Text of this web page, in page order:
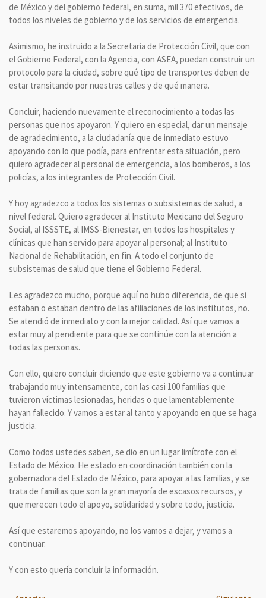
de México y del gobierno federal, en suma, mil 370 efectivos, de
todos los niveles de gobierno y de los servicios de emergencia.
Asimismo, he instruido a la Secretaria de Protección Civil, que con
el Gobierno Federal, con la Agencia, con ASEA, puedan construir un
protocolo para la ciudad, sobre qué tipo de transportes deben de
estar transitando por nuestras calles y de qué manera.
Concluir, haciendo nuevamente el reconocimiento a todas las
personas que nos apoyaron. Y quiero en especial, dar un mensaje
de agradecimiento, a la ciudadanía que de inmediato estuvo
apoyando con lo que podía, para enfrentar esta situación, pero
quiero agradecer al personal de emergencia, a los bomberos, a los
policías, a los integrantes de Protección Civil.
Y hoy agradezco a todos los sistemas o subsistemas de salud, a
nivel federal. Quiero agradecer al Instituto Mexicano del Seguro
Social, al ISSSTE, al IMSS-Bienestar, en todos los hospitales y
clínicas que han servido para apoyar al personal; al Instituto
Nacional de Rehabilitación, en fin. A todo el conjunto de
subsistemas de salud que tiene el Gobierno Federal.
Les agradezco mucho, porque aquí no hubo diferencia, de que si
estaban o estaban dentro de las afiliaciones de los institutos, no.
Se atendió de inmediato y con la mejor calidad. Así que vamos a
estar muy al pendiente para que se continúe con la atención a
todas las personas.
Con ello, quiero concluir diciendo que este gobierno va a continuar
trabajando muy intensamente, con las casi 100 familias que
tuvieron víctimas lesionadas, heridas o que lamentablemente
hayan fallecido. Y vamos a estar al tanto y apoyando en que se haga
justicia.
Como todos ustedes saben, se dio en un lugar limítrofe con el
Estado de México. He estado en coordinación también con la
gobernadora del Estado de México, para apoyar a las familias, y se
trata de familias que son la gran mayoría de escasos recursos, y
que merecen todo el apoyo, solidaridad y sobre todo, justicia.
Así que estaremos apoyando, no los vamos a dejar, y vamos a
continuar.
Y con esto quería concluir la información.